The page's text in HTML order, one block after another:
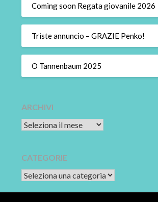
Coming soon Regata giovanile 2026
Triste annuncio – GRAZIE Penko!
O Tannenbaum 2025
ARCHIVI
Archivi
CATEGORIE
CATEGORIE